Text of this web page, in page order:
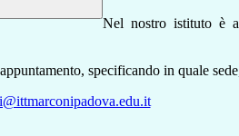
Nel nostro istituto è
specificando in quale